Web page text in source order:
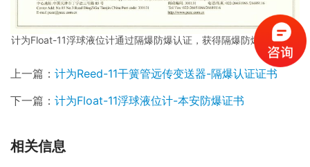
计为Float-11浮球液位计通过隔爆防爆认证，获得隔爆防爆认证证书
上一篇： 计为Reed-11干簧管远传变送器-隔爆认证证书
下一篇： 计为Float-11浮球液位计-本安防爆证书
相关信息